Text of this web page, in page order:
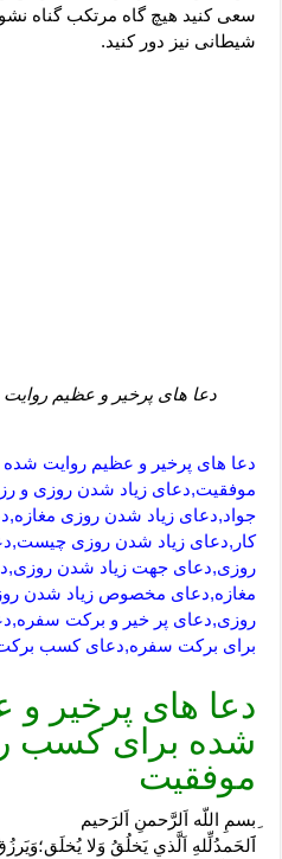
سعی کنید هیچ گاه مرتکب گناه
شیطانی نیز دور کنید.
دعا های پرخیر و عظیم
دعا های پرخیر و عظیم روایت
موفقیت,دعای زیاد شدن روزی و
جواد,دعای زیاد شدن روزی
کار,دعای زیاد شدن روزی
روزی,دعای جهت زیاد شدن
مغازه,دعای مخصوص زیاد شدن
روزی,دعای پر خیر و برکت
برای برکت سفره,دعای کسب
دعا های پرخیر و
شده برای کسب
موفقیت
ِبسمِ اللّه اَلرَّحمنِ اَلرَحيم
اََلحَمدُلِّلهِ اَلَّذي يَخلُقُ وَلا